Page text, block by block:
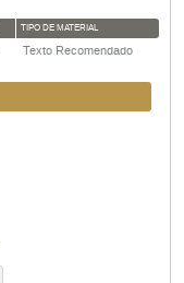
TIPO DE MATERIAL
Texto Recomendado